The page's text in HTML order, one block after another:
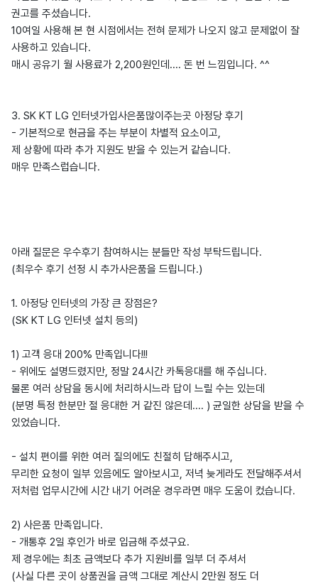
권고를 주셨습니다.
10여일 사용해 본 현 시점에서는 전혀 문제가 나오지 않고 문제없이 잘
사용하고 있습니다.
매시 공유기 월 사용료가 2,200원인데.... 돈 번 느낌입니다. ^^
3. SK KT LG 인터넷가입사은품많이주는곳 아정당 후기
- 기본적으로 현금을 주는 부분이 차별적 요소이고,
제 상황에 따라 추가 지원도 받을 수 있는거 같습니다.
매우 만족스럽습니다.
아래 질문은 우수후기 참여하시는 분들만 작성 부탁드립니다.
(최우수 후기 선정 시 추가사은품을 드립니다.)
1. 아정당 인터넷의 가장 큰 장점은?
(SK KT LG 인터넷 설치 등의)
1) 고객 응대 200% 만족입니다!!!
- 위에도 설명드렸지만, 정말 24시간 카톡응대를 해 주십니다.
물론 여러 상담을 동시에 처리하시느라 답이 느릴 수는 있는데
(분명 특정 한분만 절 응대한 거 같진 않은데.... ) 균일한 상담을 받을 수
있었습니다.
- 설치 편이를 위한 여러 질의에도 친절히 답해주시고,
무리한 요청이 일부 있음에도 알아보시고, 저녁 늦게라도 전달해주셔서
저처럼 업무시간에 시간 내기 어려운 경우라면 매우 도움이 컸습니다.
2) 사은품 만족입니다.
- 개통후 2일 후인가 바로 입금해 주셨구요.
제 경우에는 최초 금액보다 추가 지원비를 일부 더 주셔서
(사실 다른 곳이 상품권을 금액 그대로 계산시 2만원 정도 더